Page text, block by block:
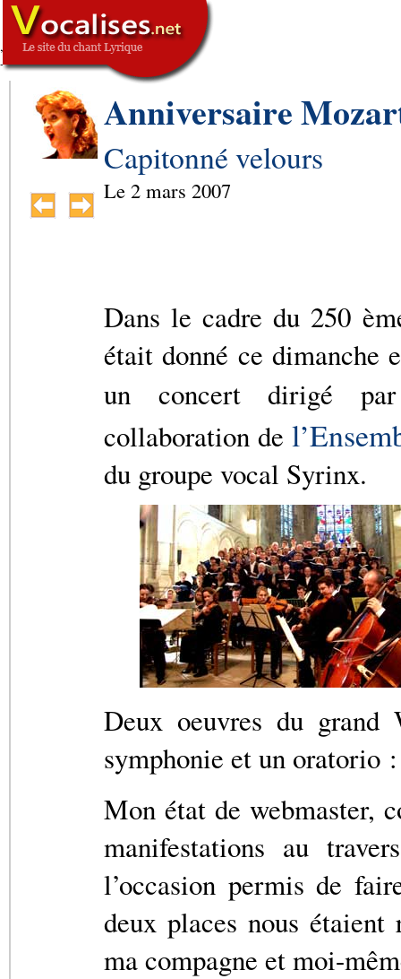
,
SIGNATURE
-->
Anniversaire
Capitonné velours
Le 2 mars 2007
Dans le cadre du 250
était donné ce dimanche
un concert dirigé
collaboration de
du groupe vocal Syrinx.
Deux oeuvres du grand
symphonie et un oratorio
Mon état de webmaster,
manifestations au
l’occasion permis de
deux places nous
ma compagne et moi-